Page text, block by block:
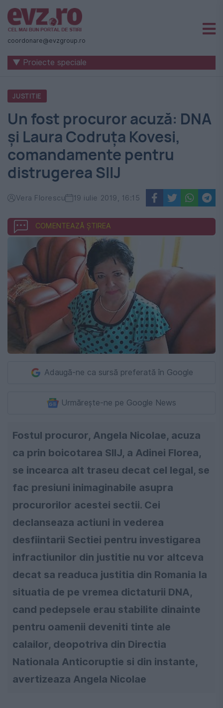
Știri
naționale
internaționale
România
-
Evenimentul
Zilei
coordonare@evzgroup.ro
▼ Proiecte speciale
JUSTITIE
Un fost procuror acuză: DNA
și Laura Codruța Kovesi,
comandamente pentru
distrugerea SIIJ
Vera Florescu 19 iulie 2019, 16:15
COMENTEAZĂ ȘTIREA
Adaugă-ne ca sursă preferată în Google
Urmărește-ne pe Google News
Fostul procuror, Angela Nicolae, acuza
ca prin boicotarea SIIJ, a Adinei Florea,
se incearca alt traseu decat cel legal, se
fac presiuni inimaginabile asupra
procurorilor acestei sectii. Cei
declanseaza actiuni in vederea
desfiintarii Sectiei pentru investigarea
infractiunilor din justitie nu vor altceva
decat sa readuca justitia din Romania la
situatia de pe vremea dictaturii DNA,
cand pedepsele erau stabilite dinainte
pentru oamenii deveniti tinte ale
calailor, deopotriva din Directia
Nationala Anticoruptie si din instante,
avertizeaza Angela Nicolae